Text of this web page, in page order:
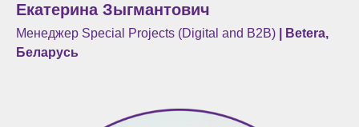
Екатерина Зыгмантович
Менеджер Special Projects (Digital and B2B) | Betera,
Беларусь